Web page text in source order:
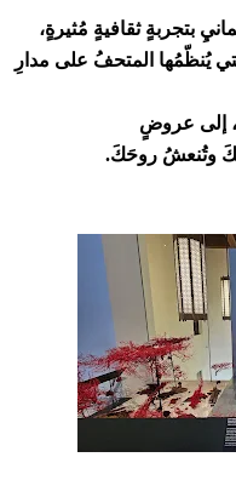
بتجربةٍ ثقافيةٍ مُثيرةٍ،
يُنظّمُها المتحفُ على مدارِ
إلى عروضٍ
وتُنعشُ روحَكَ.